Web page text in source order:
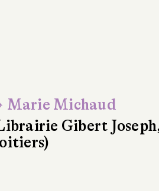
Marie Michaud
Gibert